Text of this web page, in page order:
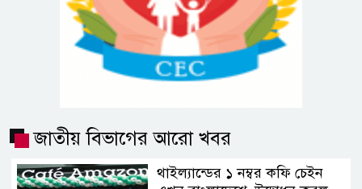
জাতীয় বিভাগের আরো খবর
থাইল্যান্ডের ১ নম্বর কফি চেইন